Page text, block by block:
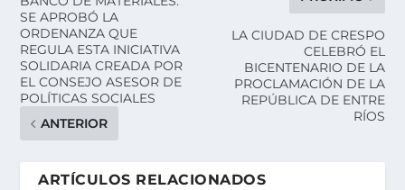
SE APROBÓ LA
ORDENANZA QUE
REGULA ESTA INICIATIVA
SOLIDARIA CREADA POR
EL CONSEJO ASESOR DE
POLÍTICAS SOCIALES
ANTERIOR
LA CIUDAD DE CRESPO
CELEBRÓ EL
BICENTENARIO DE LA
PROCLAMACIÓN DE LA
REPÚBLICA DE ENTRE
RÍOS
ARTÍCULOS RELACIONADOS